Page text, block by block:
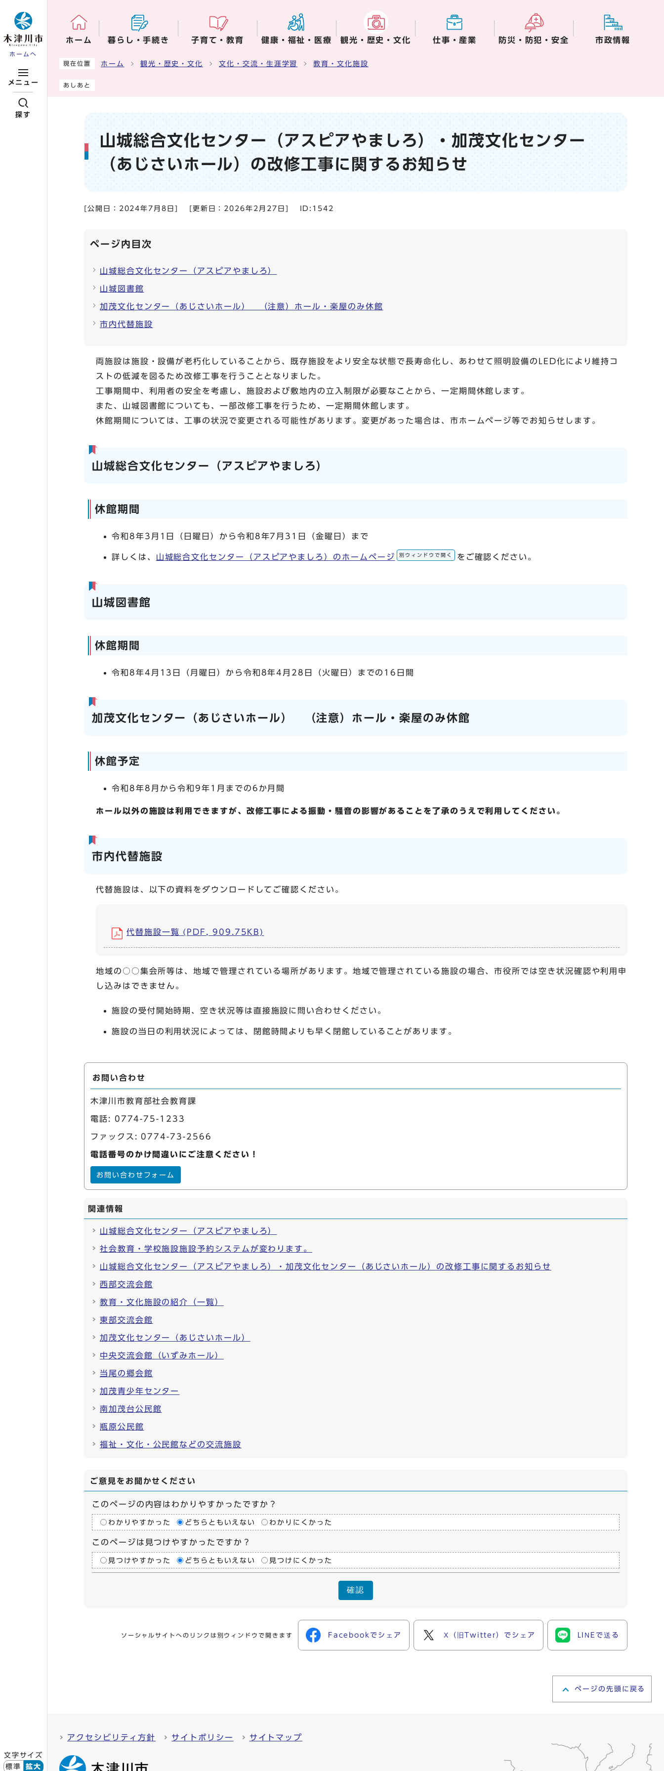
ホームへ
メニュー
探す
文字サイズ
標準
拡大
ホーム 暮らし・手続き 子育て・教育 健康・福祉・医療 観光・歴史・文化 仕事・産業 防災・防犯・安全 市政情報
ここから本文です
現在位置 ホーム 観光・歴史・文化 文化・交流・生涯学習 教育・文化施設
あしあと
山城総合文化センター（アスピアやましろ）・加茂文化センター
（あじさいホール）の改修工事に関するお知らせ
[公開日： 2024年7月8日 [更新日： 2026年2月27日 ID:1542
ページ内目次
山城総合文化センター（アスピアやましろ）
山城図書館
加茂文化センター（あじさいホール） （注意）ホール・楽屋のみ休館
市内代替施設
両施設は施設・設備が老朽化していることから、既存施設をより安全な状態で長寿命化し、あわせて照明設備のLED化により維持コ
ストの低減を図るため改修工事を行うこととなりました。
工事期間中、利用者の安全を考慮し、施設および敷地内の立入制限が必要なことから、一定期間休館します。
また、山城図書館についても、一部改修工事を行うため、一定期間休館します。
休館期間については、工事の状況で変更される可能性があります。変更があった場合は、市ホームページ等でお知らせします。
山城総合文化センター（アスピアやましろ）
休館期間
令和8年3月1日（日曜日）から令和8年7月31日（金曜日）まで
詳しくは、 山城総合文化センター（アスピアやましろ）のホームページ 別ウィンドウで開く をご確認ください。
山城図書館
休館期間
令和8年4月13日（月曜日）から令和8年4月28日（火曜日）までの16日間
加茂文化センター（あじさいホール） （注意）ホール・楽屋のみ休館
休館予定
令和8年8月から令和9年1月までの6か月間
ホール以外の施設は利用できますが、改修工事による振動・騒音の影響があることを了承のうえで利用してください。
市内代替施設
代替施設は、以下の資料をダウンロードしてご確認ください。
代替施設一覧 (PDF, 909.75KB)
地域の○○集会所等は、地域で管理されている場所があります。地域で管理されている施設の場合、市役所では空き状況確認や利用申
し込みはできません。
施設の受付開始時期、空き状況等は直接施設に問い合わせください。
施設の当日の利用状況によっては、閉館時間よりも早く閉館していることがあります。
お問い合わせ
木津川市教育部社会教育課
電話: 0774-75-1233
ファックス: 0774-73-2566
電話番号のかけ間違いにご注意ください！
お問い合わせフォーム
関連情報
山城総合文化センター（アスピアやましろ）
社会教育・学校施設施設予約システムが変わります。
山城総合文化センター（アスピアやましろ）・加茂文化センター（あじさいホール）の改修工事に関するお知らせ
西部交流会館
教育・文化施設の紹介（一覧）
東部交流会館
加茂文化センター（あじさいホール）
中央交流会館（いずみホール）
当尾の郷会館
加茂青少年センター
南加茂台公民館
瓶原公民館
福祉・文化・公民館などの交流施設
ご意見をお聞かせください
このページの内容はわかりやすかったですか？
わかりやすかった どちらともいえない わかりにくかった
このページは見つけやすかったですか？
見つけやすかった どちらともいえない 見つけにくかった
確認
ソーシャルサイトへのリンクは別ウィンドウで開きます Facebookでシェア X（旧Twitter）でシェア LINEで送る
ページの先頭に戻る
アクセシビリティ方針 サイトポリシー サイトマップ